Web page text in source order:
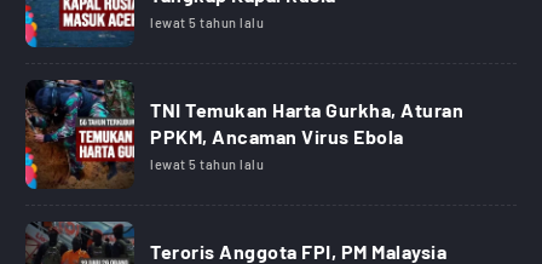
lewat 5 tahun lalu
TNI Temukan Harta Gurkha, Aturan
PPKM, Ancaman Virus Ebola
lewat 5 tahun lalu
Teroris Anggota FPI, PM Malaysia